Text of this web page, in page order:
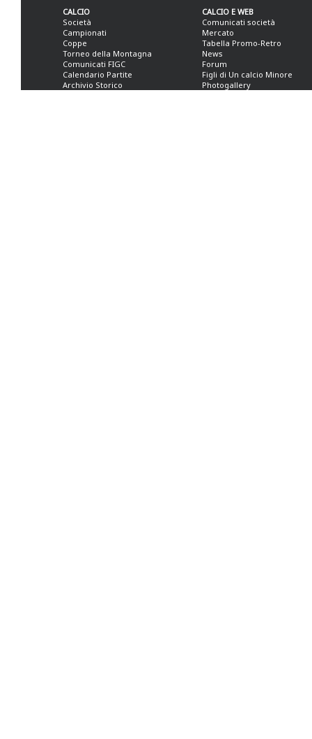
CALCIO
Società
Campionati
Coppe
Torneo della Montagna
Comunicati FIGC
Calendario Partite
Archivio Storico
CALCIO E WEB
Comunicati società
Mercato
Tabella Promo-Retro
News
Forum
Figli di Un calcio Minore
Photogallery